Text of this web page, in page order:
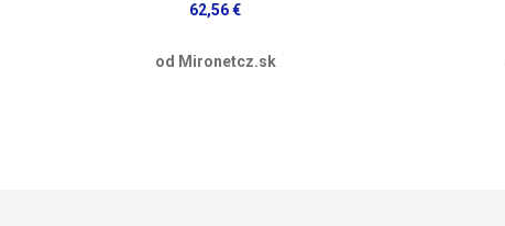
62,56 €
od Mironetcz.sk